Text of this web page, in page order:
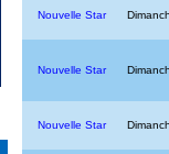
Nouvelle Star
Nouvelle Star
Nouvelle Star